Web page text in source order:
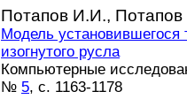
Потапов И.И.,
Модель установившегося
изогнутого русла
Компьютерные
№ 5, с. 1163-1178